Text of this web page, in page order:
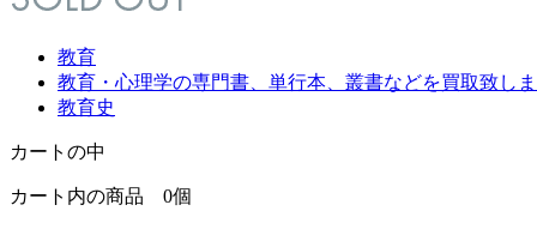
教育
教育・心理学の専門書、単行本、叢書などを買取致し
教育史
カートの中
カート内の商品 0個